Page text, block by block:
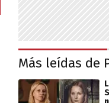
Más leídas de